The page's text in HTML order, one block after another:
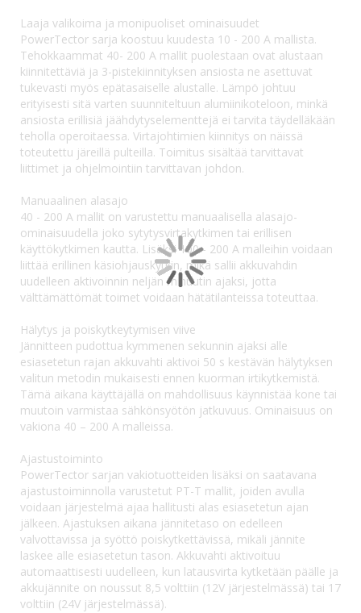
Laaja valikoima ja monipuoliset ominaisuudet
PowerTector sarja koostuu kuudesta 10 - 200 A mallista.
Tehokkaammat 40- 200 A mallit puolestaan ovat alustaan
kiinnitettäviä ja 3-pistekiinnityksen ansiosta ne asettuvat
tukevasti myös epätasaiselle alustalle. Lämpö johtuu
erityisesti sitä varten suunniteltuun alumiinikoteloon, minkä
ansiosta erillisiä jäähdytyselementtejä ei tarvita täydelläkään
teholla operoitaessa. Virtajohtimien kiinnitys on näissä
toteutettu järeillä pulteilla. Toimitus sisältää tarvittavat
liittimet ja ohjelmointiin tarvittavan johdon.
Manuaalinen alasajo
40 - 200 A mallit on varustettu manuaalisella alasajo-
ominaisuudella joko sytytysvirtakytkimen tai erillisen
käyttökytkimen kautta. Lisäksi 100 - 200 A malleihin voidaan
liittää erillinen käsiohjauskytkin, mikä sallii akkuvahdin
uudelleen aktivoinnin neljän minuutin ajaksi, jotta
välttämättömät toimet voidaan hätätilanteissa toteuttaa.
Hälytys ja poiskytkeytymisen viive
Jännitteen pudottua kymmenen sekunnin ajaksi alle
esiasetetun rajan akkuvahti aktivoi 50 s kestävän hälytyksen
valitun metodin mukaisesti ennen kuorman irtikytkemistä.
Tämä aikana käyttäjällä on mahdollisuus käynnistää kone tai
muutoin varmistaa sähkönsyötön jatkuvuus. Ominaisuus on
vakiona 40 – 200 A malleissa.
Ajastustoiminto
PowerTector sarjan vakiotuotteiden lisäksi on saatavana
ajastustoiminnolla varustetut PT-T mallit, joiden avulla
voidaan järjestelmä ajaa hallitusti alas esiasetetun ajan
jälkeen. Ajastuksen aikana jännitetaso on edelleen
valvottavissa ja syöttö poiskytkettävissä, mikäli jännite
laskee alle esiasetetun tason. Akkuvahti aktivoituu
automaattisesti uudelleen, kun latausvirta kytketään päälle ja
akkujännite on noussut 8,5 volttiin (12V järjestelmässä) tai 17
volttiin (24V järjestelmässä).